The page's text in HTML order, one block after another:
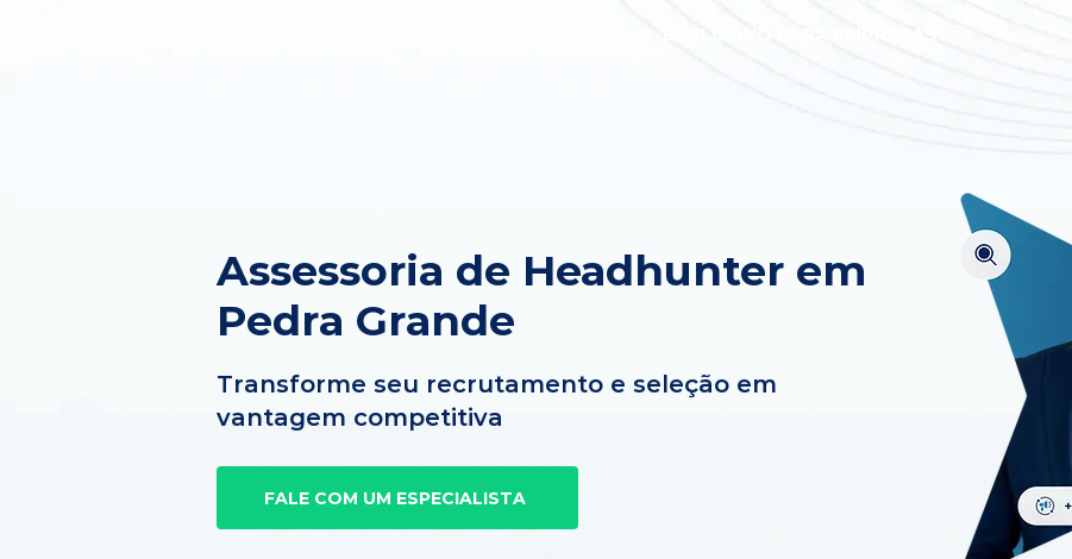
Assessoria de Headhunter em
Pedra Grande
Transforme seu recrutamento e seleção em
vantagem competitiva
FALE COM UM ESPECIALISTA